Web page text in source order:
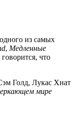
из самых
, Медленные
что
Голд, Лукас Хнат
мире